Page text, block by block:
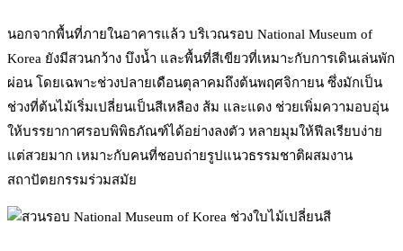
นอกจากพื้นที่ภายในอาคารแล้ว บริเวณรอบ National Museum of
Korea ยังมีสวนกว้าง บึงน้ำ และพื้นที่สีเขียวที่เหมาะกับการเดินเล่นพัก
ผ่อน โดยเฉพาะช่วงปลายเดือนตุลาคมถึงต้นพฤศจิกายน ซึ่งมักเป็น
ช่วงที่ต้นไม้เริ่มเปลี่ยนเป็นสีเหลือง ส้ม และแดง ช่วยเพิ่มความอบอุ่น
ให้บรรยากาศรอบพิพิธภัณฑ์ได้อย่างลงตัว หลายมุมให้ฟีลเรียบง่าย
แต่สวยมาก เหมาะกับคนที่ชอบถ่ายรูปแนวธรรมชาติผสมงาน
สถาปัตยกรรมร่วมสมัย